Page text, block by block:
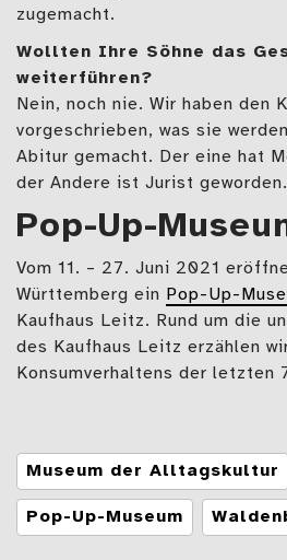
zugemacht.
Wollten Ihre Söhne das
weiterführen?
Nein, noch nie. Wir haben den
vorgeschrieben, was sie
Abitur gemacht. Der eine hat
der Andere ist Jurist geworden.
Pop-Up-
Vom 11. – 27. Juni 2021
Württemberg ein Pop-Up-
Kaufhaus Leitz. Rund um die
des Kaufhaus Leitz erzählen
Konsumverhaltens der letzten
Tags
Museum der Alltagskultur
Pop-Up-Museum